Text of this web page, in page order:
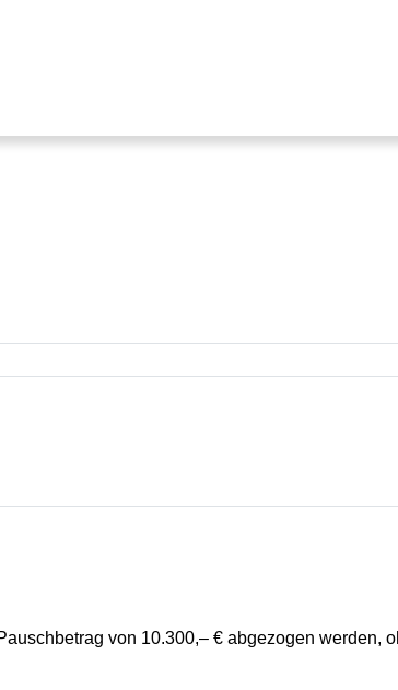
von 10.300,– € abgezogen werden,